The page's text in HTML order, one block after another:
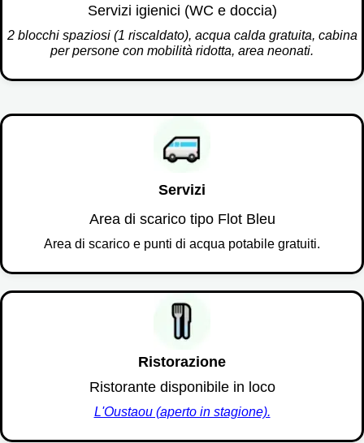
0,66 € / giorno
5,00 €
Servizi igienici (WC e doccia)
2 blocchi spaziosi (1 riscaldato), acqua calda gratuita, cabina
per persone con mobilità ridotta, area neonati.
Servizi
Area di scarico tipo Flot Bleu
Area di scarico e punti di acqua potabile gratuiti.
Ristorazione
Ristorante disponibile in loco
L'Oustaou (aperto in stagione).